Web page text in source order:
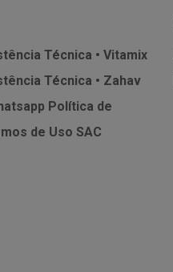
Técnica • Vitamix
Técnica • Zahav
Política de
de Uso SAC